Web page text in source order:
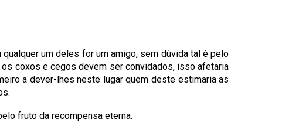
um deles for um amigo, sem dúvida tal é pelo
coxos e cegos devem ser convidados, isso afetaria
a dever-lhes neste lugar quem deste estimaria as
fruto da recompensa eterna.